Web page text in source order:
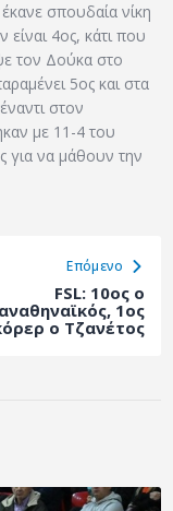
σπουδαία νίκη
είναι 4ος, κάτι που
τον Δούκα στο
5ος και στα
στον
με 11-4 του
για να μάθουν την
Eπόμενο
FSL: 10ος ο
1ος
ο Τζανέτος